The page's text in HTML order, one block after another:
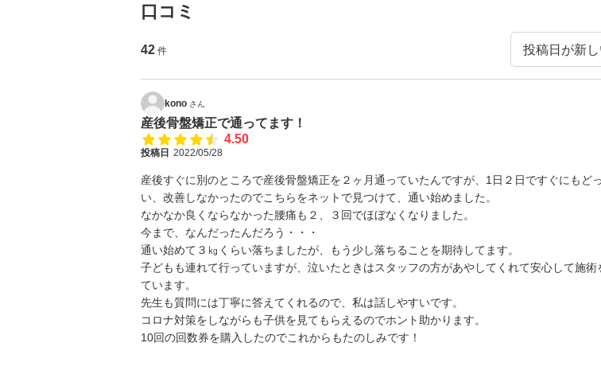
口コミ
42 件
kono さん
産後骨盤矯正で通ってます！
4.50
投稿日 2022/05/28
産後すぐに別のところで産後骨盤矯正を２ヶ月通っていたんですが、1日２日ですぐにもど
い、改善しなかったのでこちらをネットで見つけて、通い始めました。
なかなか良くならなかった腰痛も２、３回でほぼなくなりました。
今まで、なんだったんだろう・・・
通い始めて３㎏くらい落ちましたが、もう少し落ちることを期待してます。
子どもも連れて行っていますが、泣いたときはスタッフの方があやしてくれて安心して施術
ています。
先生も質問には丁寧に答えてくれるので、私は話しやすいです。
コロナ対策をしながらも子供を見てもらえるのでホント助かります。
10回の回数券を購入したのでこれからもたのしみです！